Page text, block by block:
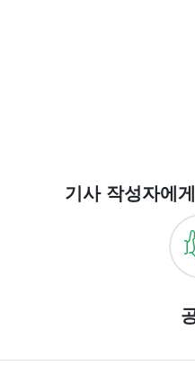
기사 작성자에